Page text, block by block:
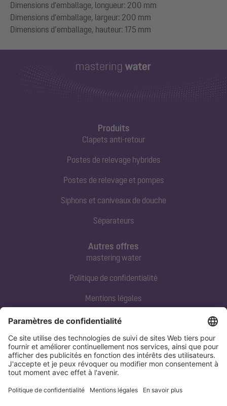
Dimensions d'emballage, longueur: 200 mm
Dimensions d'emballage, largeur: 200 mm
Produits
Clapets anti-retour
Postes de relevage hybrides
Postes de relevage et pompes
Siphons et caniveaux de douche
Séparateurs
Contact direct
Tel:+33 3 88 65 76 00
Email:info@kessel.fr
Autres offres
mastering water
Politique de confidentialité
Mentions légales